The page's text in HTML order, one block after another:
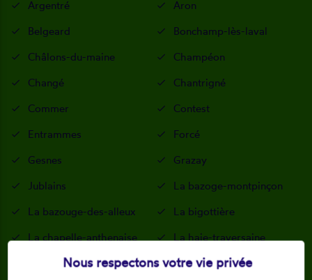
Argentré
Aron
Belgeard
Bonchamp-lès-laval
Châlons-du-maine
Champéon
Changé
Chantrigné
Commer
Contest
Entrammes
Forcé
Gesnes
Grazay
Jublains
La bazoge-montpinçon
La bazouge-des-alleux
La bigottière
La chapelle-anthenaise
La haie-traversaine
Lassay-les-châteaux
Laval
Nous respectons votre vie privée